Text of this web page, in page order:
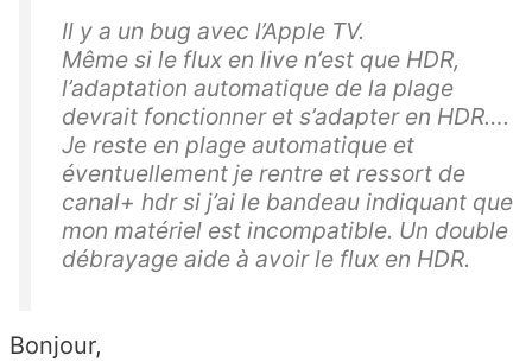
Il y a un bug avec l’Apple TV.
Même si le flux en live n’est que HDR,
l’adaptation automatique de la plage
devrait fonctionner et s’adapter en HDR….
Je reste en plage automatique et
éventuellement je rentre et ressort de
canal+ hdr si j’ai le bandeau indiquant que
mon matériel est incompatible. Un double
débrayage aide à avoir le flux en HDR.
Bonjour,